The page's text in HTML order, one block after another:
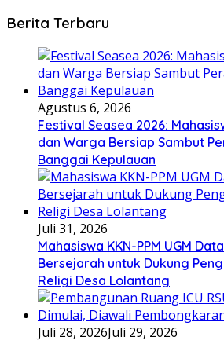
Berita Terbaru
Agustus 6, 2026
Festival Seasea 2026:
dan Warga Bersiap Sambut
Banggai Kepulauan
Juli 31, 2026
Mahasiswa KKN-PPM UGM
Bersejarah untuk Dukung
Religi Desa Lolantang
Juli 28, 2026Juli 29, 2026